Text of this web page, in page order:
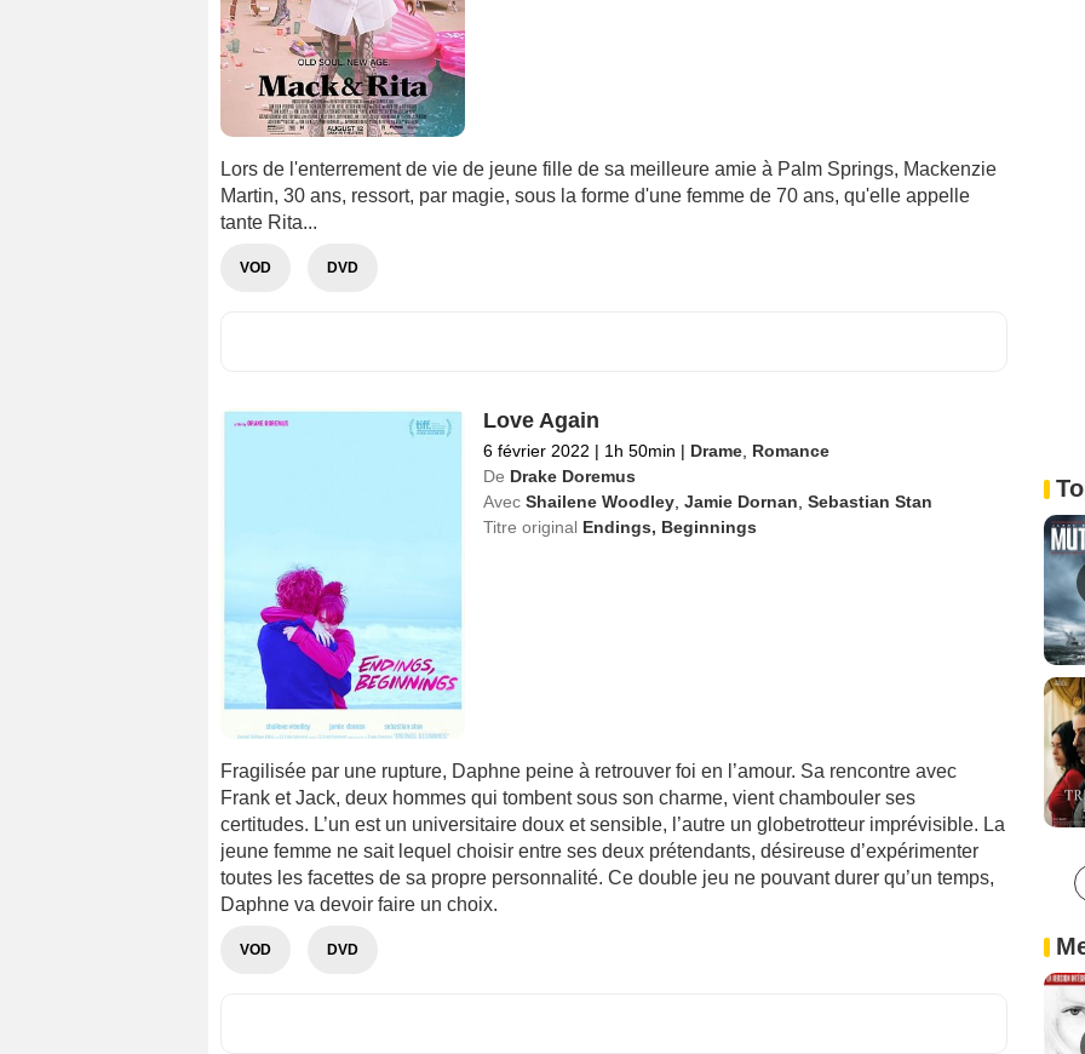
Lors de l'enterrement de vie de jeune fille de sa meilleure amie à Palm Springs, Mackenzie
Martin, 30 ans, ressort, par magie, sous la forme d'une femme de 70 ans, qu'elle appelle
tante Rita...
VOD DVD
Love Again
6 février 2022 | 1h 50min | Drame, Romance
De Drake Doremus
Avec Shailene Woodley, Jamie Dornan, Sebastian Stan
Titre original Endings, Beginnings
Fragilisée par une rupture, Daphne peine à retrouver foi en l’amour. Sa rencontre avec
Frank et Jack, deux hommes qui tombent sous son charme, vient chambouler ses
certitudes. L’un est un universitaire doux et sensible, l’autre un globetrotteur imprévisible. La
jeune femme ne sait lequel choisir entre ses deux prétendants, désireuse d’expérimenter
toutes les facettes de sa propre personnalité. Ce double jeu ne pouvant durer qu’un temps,
Daphne va devoir faire un choix.
VOD DVD